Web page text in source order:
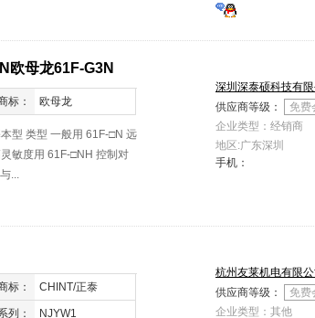
欧母龙61F-G3N
标： 欧母龙
型 类型 一般用 61F-□N 远
敏度用 61F-□NH 控制对
...
深圳深泰硕科技有限
供应商等级：
免费
企业类型：经销商
地区:广东深圳
手机：
标： CHINT/正泰
列： NJYW1
杭州友莱机电有限公
供应商等级：
免费
企业类型：其他